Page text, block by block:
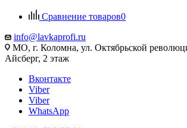
Сравнение товаров0
info@lavkaprofi.ru
МО, г. Коломна, ул. Октябрьской
Айсберг, 2 этаж
Вконтакте
Viber
Viber
WhatsApp